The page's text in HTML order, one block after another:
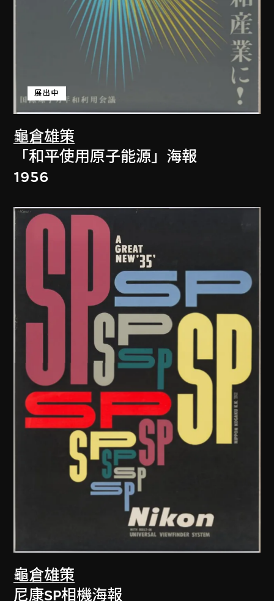
龜倉雄策
展出中
「和平使用原子能源」海報
1956
龜倉雄策
尼康SP相機海報